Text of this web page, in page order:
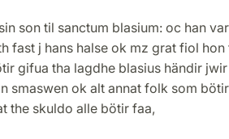
son til sanctum blasium: oc han
fast j hans halse ok mz grat fiol hon
gifua tha lagdhe blasius händir
smaswen ok alt annat folk som
the skuldo alle bötir faa,